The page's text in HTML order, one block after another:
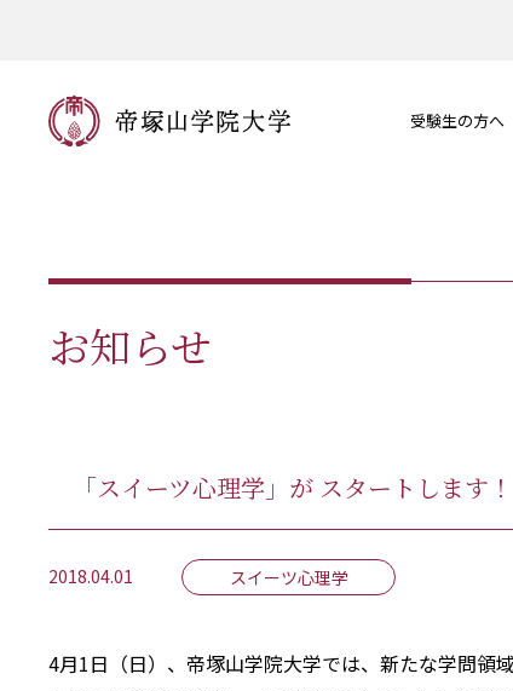
受験生の方へ
お知らせ
「スイーツ心理学」が スタートします！
2018.04.01 スイーツ心理学
4月1日（日）、帝塚山学院大学では、新たな学問領